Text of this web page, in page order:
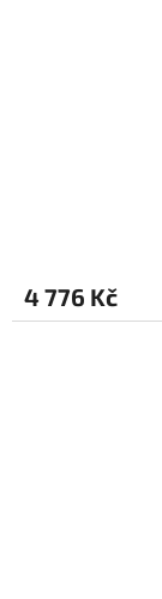
4 776 Kč